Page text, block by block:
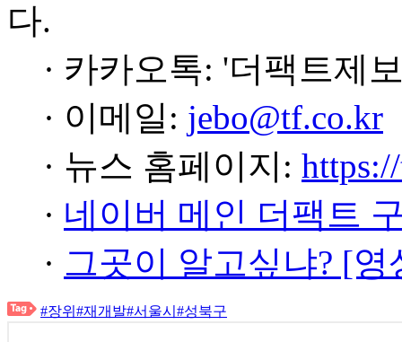
다.
· 카카오톡: '더팩트제
· 이메일: jebo@tf.co.kr
· 뉴스 홈페이지:
· 네이버 메인 더팩트
· 그곳이 알고싶냐? [
#장위 #재개발#서울시 #성북구